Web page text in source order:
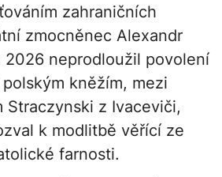
zahraničních
zmocněnec Alexandr
2026 neprodloužil povolení
kněžím, mezi
Straczynski z Ivaceviči,
k modlitbě věřící ze
farnosti.